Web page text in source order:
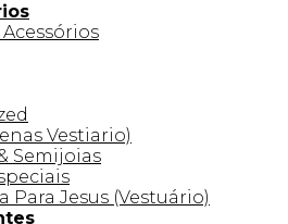
Vestiario)
Semijoias
Para Jesus (Vestuário)